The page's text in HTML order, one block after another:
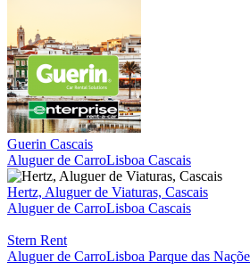
Guerin Cascais
Aluguer de CarroLisboa Cascais
Hertz, Aluguer de Viaturas, Cascais
Aluguer de CarroLisboa Cascais
Stern Rent
Aluguer de CarroLisboa Parque das